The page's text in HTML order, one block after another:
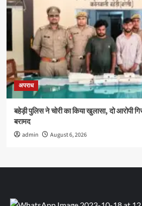
अपराध
बहेड़ी पुलिस ने चोरी का किया खुलासा, दो आरोपी
बरामद
admin August 6, 2026